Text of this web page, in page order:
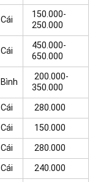
Cái
150.000-
250.000
Cái
450.000-
650.000
Bình
200.000-
350.000
Cái
280.000
Cái
150.000
Cái
280.000
Cái 240.000